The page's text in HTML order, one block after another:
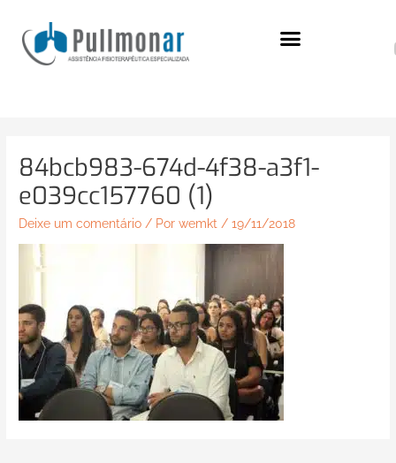
para
conteúdo
84bcb983-674d-4f38-a3f1-
e039cc157760 (1)
Deixe um comentário / Porwemkt /19/11/2018